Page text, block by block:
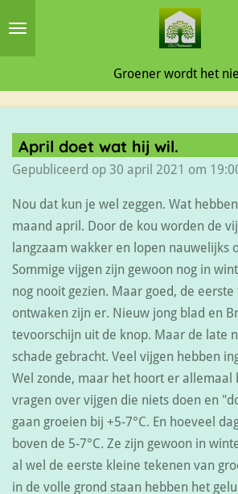
hoofdinhoud
Groener wordt het
April doet wat hij wil.
Gepubliceerd op 30 april 2021 om
Nou dat kun je wel zeggen. Wat
maand april. Door de kou worden de
langzaam wakker en lopen nauwelijks
Sommige vijgen zijn gewoon nog in
nog nooit gezien. Maar goed, de
ontwaken zijn er. Nieuw jong blad en
tevoorschijn uit de knop. Maar de late
schade gebracht. Veel vijgen hebben
Wel zonde, maar het hoort er allemaal
vragen over vijgen die niets doen en
gaan groeien bij +5-7°C. En hoeveel
boven de 5-7°C. Ze zijn gewoon in
al wel de eerste kleine tekenen van
in de volle grond staan hebben het